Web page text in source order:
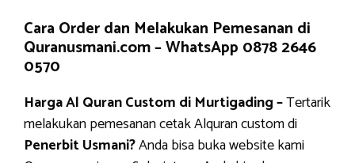
Cara Order dan Melakukan Pemesanan di
Quranusmani.com –WhatsApp 0878 2646
0570
Harga Al Quran Custom di Murtigading –Tertarik
melakukan pemesanan cetak Alquran custom di
Penerbit Usmani?Anda bisa buka website kami